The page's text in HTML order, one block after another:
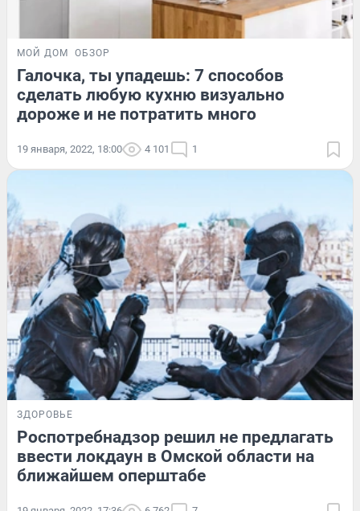
МОЙ ДОМ ОБЗОР
Галочка, ты упадешь: 7 способов
сделать любую кухню визуально
дороже и не потратить много
19 января, 2022, 18:00 4 101 1
ЗДОРОВЬЕ
Роспотребнадзор решил не предлагать
ввести локдаун в Омской области на
ближайшем оперштабе